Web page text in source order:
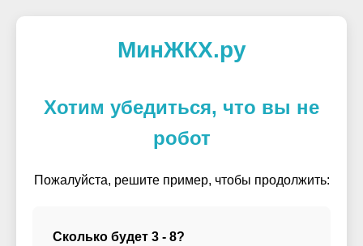
МинЖКХ.ру
Хотим убедиться, что вы не
робот
Пожалуйста, решите пример, чтобы продолжить:
Сколько будет 3 - 8?